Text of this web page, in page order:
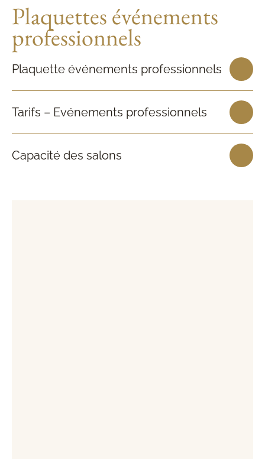
Plaquettes événements
professionnels
Plaquette événements professionnels
Tarifs – Evénements professionnels
Capacité des salons